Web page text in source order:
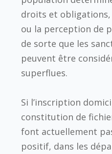
droits et
ou la perception de
de sorte que les
peuvent être
superflues.
Si l’inscription
constitution de
font actuellement
positif, dans les